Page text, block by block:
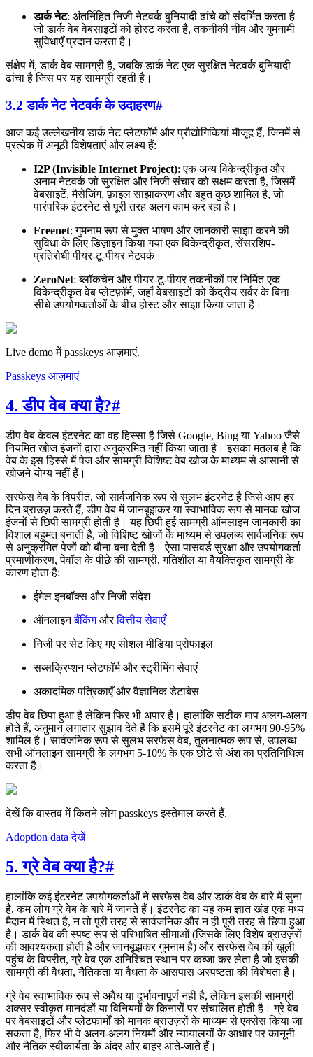
डार्क नेट: अंतर्निहित निजी नेटवर्क बुनियादी ढांचे को संदर्भित करता है
जो डार्क वेब वेबसाइटों को होस्ट करता है, तकनीकी नींव और गुमनामी
सुविधाएँ प्रदान करता है।
संक्षेप में, डार्क वेब सामग्री है, जबकि डार्क नेट एक सुरक्षित नेटवर्क बुनियादी
ढांचा है जिस पर यह सामग्री रहती है।
3.2 डार्क नेट नेटवर्क के उदाहरण#
आज कई उल्लेखनीय डार्क नेट प्लेटफॉर्म और प्रौद्योगिकियां मौजूद हैं, जिनमें से
प्रत्येक में अनूठी विशेषताएं और लक्ष्य हैं:
I2P (Invisible Internet Project): एक अन्य विकेन्द्रीकृत और
अनाम नेटवर्क जो सुरक्षित और निजी संचार को सक्षम करता है, जिसमें
वेबसाइटें, मैसेजिंग, फ़ाइल साझाकरण और बहुत कुछ शामिल है, जो
पारंपरिक इंटरनेट से पूरी तरह अलग काम कर रहा है।
Freenet: गुमनाम रूप से मुक्त भाषण और जानकारी साझा करने की
सुविधा के लिए डिज़ाइन किया गया एक विकेन्द्रीकृत, सेंसरशिप-
प्रतिरोधी पीयर-टू-पीयर नेटवर्क।
ZeroNet: ब्लॉकचेन और पीयर-टू-पीयर तकनीकों पर निर्मित एक
विकेन्द्रीकृत वेब प्लेटफ़ॉर्म, जहाँ वेबसाइटों को केंद्रीय सर्वर के बिना
सीधे उपयोगकर्ताओं के बीच होस्ट और साझा किया जाता है।
Live demo में passkeys आज़माएं.
Passkeys आज़माएं
4. डीप वेब क्या है?#
डीप वेब केवल इंटरनेट का वह हिस्सा है जिसे Google, Bing या Yahoo जैसे
नियमित खोज इंजनों द्वारा अनुक्रमित नहीं किया जाता है। इसका मतलब है कि
वेब के इस हिस्से में पेज और सामग्री विशिष्ट वेब खोज के माध्यम से आसानी से
खोजने योग्य नहीं हैं।
सरफेस वेब के विपरीत, जो सार्वजनिक रूप से सुलभ इंटरनेट है जिसे आप हर
दिन ब्राउज़ करते हैं, डीप वेब में जानबूझकर या स्वाभाविक रूप से मानक खोज
इंजनों से छिपी सामग्री होती है। यह छिपी हुई सामग्री ऑनलाइन जानकारी का
विशाल बहुमत बनाती है, जो विशिष्ट खोजों के माध्यम से उपलब्ध सार्वजनिक रूप
से अनुक्रमित पेजों को बौना बना देती है। ऐसा पासवर्ड सुरक्षा और उपयोगकर्ता
प्रमाणीकरण, पेवॉल के पीछे की सामग्री, गतिशील या वैयक्तिकृत सामग्री के
कारण होता है:
ईमेल इनबॉक्स और निजी संदेश
ऑनलाइनबैंकिंगऔरवित्तीय सेवाएँ
निजी पर सेट किए गए सोशल मीडिया प्रोफाइल
सब्सक्रिप्शन प्लेटफॉर्म और स्ट्रीमिंग सेवाएं
अकादमिक पत्रिकाएँ और वैज्ञानिक डेटाबेस
डीप वेब छिपा हुआ है लेकिन फिर भी अपार है। हालांकि सटीक माप अलग-अलग
होते हैं, अनुमान लगातार सुझाव देते हैं कि इसमें पूरे इंटरनेट का लगभग 90-95%
शामिल है। सार्वजनिक रूप से सुलभ सरफेस वेब, तुलनात्मक रूप से, उपलब्ध
सभी ऑनलाइन सामग्री के लगभग 5-10% के एक छोटे से अंश का प्रतिनिधित्व
करता है।
देखें कि वास्तव में कितने लोग passkeys इस्तेमाल करते हैं.
Adoption data देखें
5. ग्रे वेब क्या है?#
हालांकि कई इंटरनेट उपयोगकर्ताओं ने सरफेस वेब और डार्क वेब के बारे में सुना
है, कम लोग ग्रे वेब के बारे में जानते हैं। इंटरनेट का यह कम ज्ञात खंड एक मध्य
मैदान में स्थित है, न तो पूरी तरह से सार्वजनिक और न ही पूरी तरह से छिपा हुआ
है। डार्क वेब की स्पष्ट रूप से परिभाषित सीमाओं (जिसके लिए विशेष ब्राउज़रों
की आवश्यकता होती है और जानबूझकर गुमनाम है) और सरफेस वेब की खुली
पहुंच के विपरीत, ग्रे वेब एक अनिश्चित स्थान पर कब्जा कर लेता है जो इसकी
सामग्री की वैधता, नैतिकता या वैधता के आसपास अस्पष्टता की विशेषता है।
ग्रे वेब स्वाभाविक रूप से अवैध या दुर्भावनापूर्ण नहीं है, लेकिन इसकी सामग्री
अक्सर स्वीकृत मानदंडों या विनियमों के किनारों पर संचालित होती है। ग्रे वेब
पर वेबसाइटों और प्लेटफार्मों को मानक ब्राउज़रों के माध्यम से एक्सेस किया जा
सकता है, फिर भी वे अलग-अलग नियमों और न्यायालयों के आधार पर कानूनी
और नैतिक स्वीकार्यता के अंदर और बाहर आते-जाते हैं।